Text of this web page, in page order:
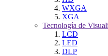
WXGA
XGA
Tecnología de
LCD
LED
DLP